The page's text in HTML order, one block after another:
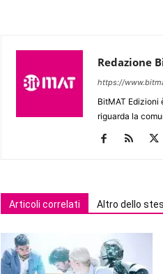
Redazione
https://
BitMAT Edizioni
riguarda la
Articoli correlati Altro dello